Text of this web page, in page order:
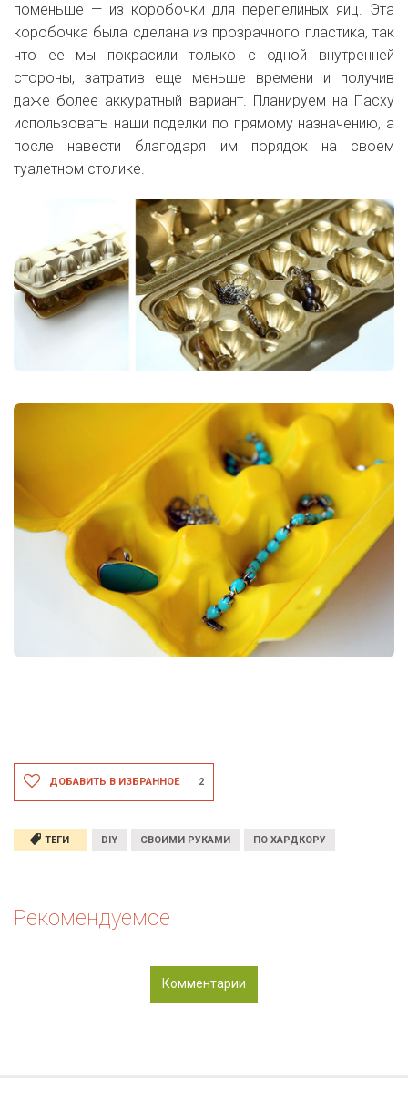
поменьше — из коробочки для перепелиных яиц. Эта
коробочка была сделана из прозрачного пластика, так
что ее мы покрасили только с одной внутренней
стороны, затратив еще меньше времени и получив
даже более аккуратный вариант. Планируем на Пасху
использовать наши поделки по прямому назначению, а
после навести благодаря им порядок на своем
туалетном столике.
ДОБАВИТЬ В ИЗБРАННОЕ 2
ТЕГИ DIY СВОИМИ РУКАМИ ПО ХАРДКОРУ
Рекомендуемое
Комментарии